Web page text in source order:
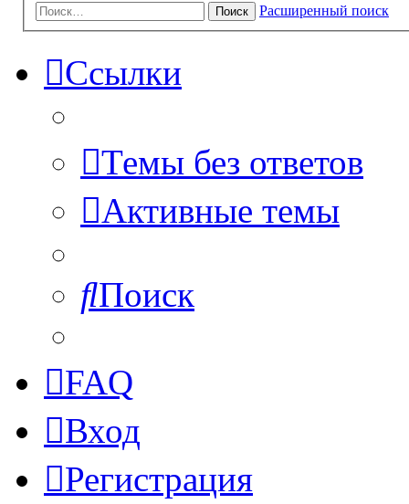
Поиск Расширенный поиск
Ссылки
Темы без ответов
Активные темы
Поиск
FAQ
Вход
Регистрация